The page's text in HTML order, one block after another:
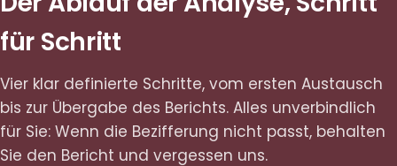
für Schritt
Vier klar definierte Schritte, vom ersten Austausch
bis zur Übergabe des Berichts. Alles unverbindlich
für Sie: Wenn die Bezifferung nicht passt, behalten
Sie den Bericht und vergessen uns.